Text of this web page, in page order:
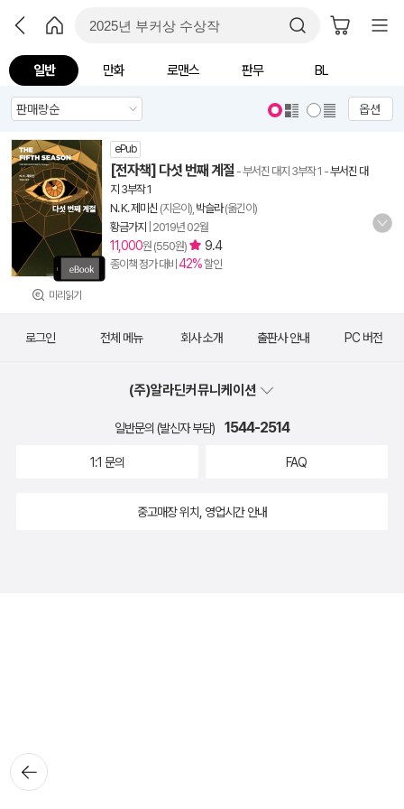
일반 만화 로맨스 판무 BL
옵션
미리읽기
ePub
[전자책] 다섯 번째 계절 - 부서진 대지 3부작 1 -부서진 대
지 3부작 1
N. K. 제미신 (지은이), 박슬라(옮긴이)
황금가지
2019년 02월
11,000원 (550원) 9.4
종이책 정가 대비 42%할인
뒤로가
기
로그인 전체 메뉴 회사 소개 출판사 안내 PC 버전
(주)알라딘커뮤니케이션
일반문의 (발신자 부담) 1544-2514
1:1 문의 FAQ
중고매장 위치, 영업시간 안내